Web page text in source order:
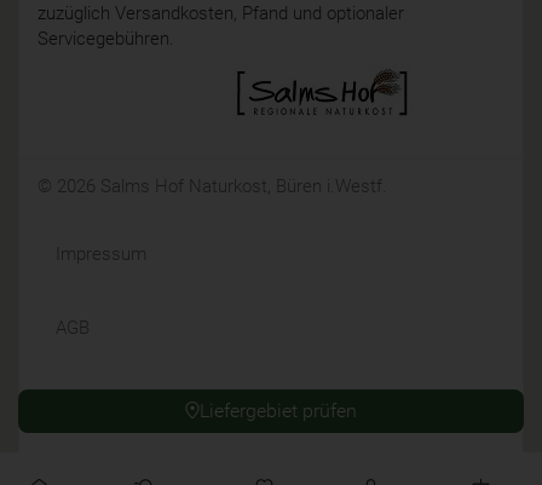
Liefergebiet prüfen
zuzüglich Versandkosten, Pfand und optionaler
Servicegebühren.
© 2026 Salms Hof Naturkost, Büren i.Westf.
Impressum
AGB
Widerrufsrecht